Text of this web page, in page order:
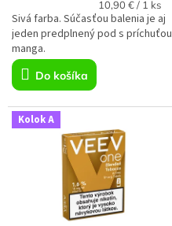
Jednotková
cena:
10,90 € / 1 ks
Do košíka
Sivá farba. Súčasťou balenia je aj
jeden predplnený pod s príchuťou
manga.
Kolok A